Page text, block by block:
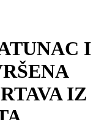
I
IZ